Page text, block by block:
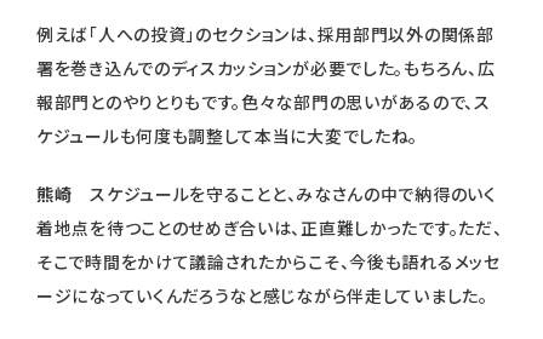
例えば「人への投資」のセクションは、採用部門以外の関係部
署を巻き込んでのディスカッションが必要でした。もちろん、広
報部門とのやりとりもです。色々な部門の思いがあるので、ス
ケジュールも何度も調整して本当に大変でしたね。
熊崎スケジュールを守ることと、みなさんの中で納得のいく
着地点を待つことのせめぎ合いは、正直難しかったです。ただ、
そこで時間をかけて議論されたからこそ、今後も語れるメッセ
ージになっていくんだろうなと感じながら伴走していました。